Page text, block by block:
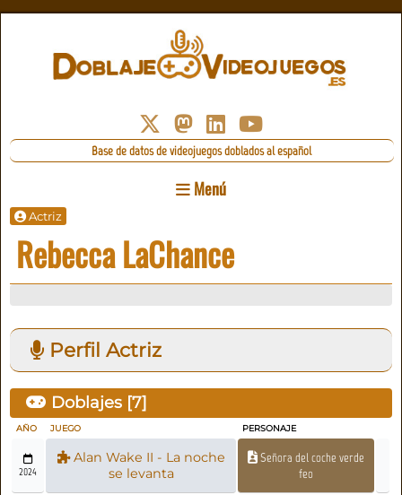
Base de datos de videojuegos doblados al español
Menú
Actriz
Rebecca LaChance
Perfil Actriz
Doblajes [7]
AÑO JUEGO PERSONAJE
2024
Alan Wake II - La noche
se levanta
Señora del coche verde
feo